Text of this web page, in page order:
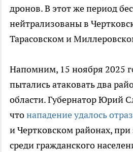
дронов. В этот же период
нейтрализованы в
Тарасовском и
Напомним, 15 ноября 2025
пытались атаковать два
области. Губернатор Юрий
чтонападение удалось
и Чертковском районах,
среди гражданского